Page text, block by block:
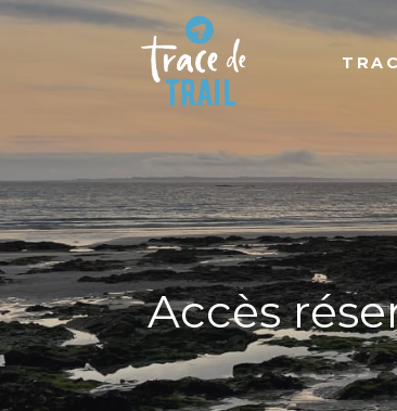
Accès